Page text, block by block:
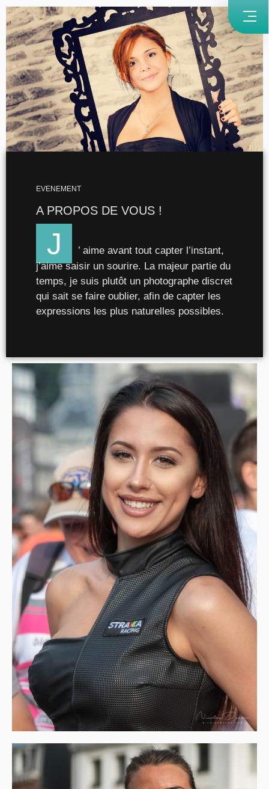
EVENEMENT
A PROPOS DE VOUS !
J
’ aime avant tout capter l’instant,
j’aime saisir un sourire. La majeur partie du
temps, je suis plutôt un photographe discret
qui sait se faire oublier, afin de capter les
expressions les plus naturelles possibles.